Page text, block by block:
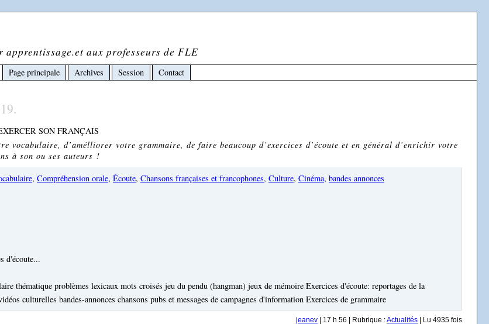
aux professeurs de FLE
Page principale Archives Session Contact
SON FRANÇAIS
vocabulaire, d’amélliorer votre grammaire, de faire beaucoup d’exercices d’écoute et en général d’enrichir votre
à son ou ses auteurs !
, Compréhension orale, Écoute, Chansons françaises et francophones, Culture, Cinéma, bandes annonces
d'écoute...
thématique problèmes lexicaux mots croisés jeu du pendu (hangman) jeux de mémoire Exercices d'écoute: reportages de la
culturelles bandes-annonces chansons pubs et messages de campagnes d'information Exercices de grammaire
jeanev | 17 h 56 | Rubrique :Actualités | Lu 4935 fois